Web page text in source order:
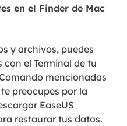
en el Finder de Mac
y archivos, puedes
el Terminal de tu
mencionadas
preocupes por la
EaseUS
restaurar tus datos.